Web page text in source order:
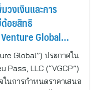
วงเงินและการ
อยสิทธิ
Global
Global”) ประกาศใน
Pass, LLC (“VGCP”)
นการกำหนดราคาเสนอ